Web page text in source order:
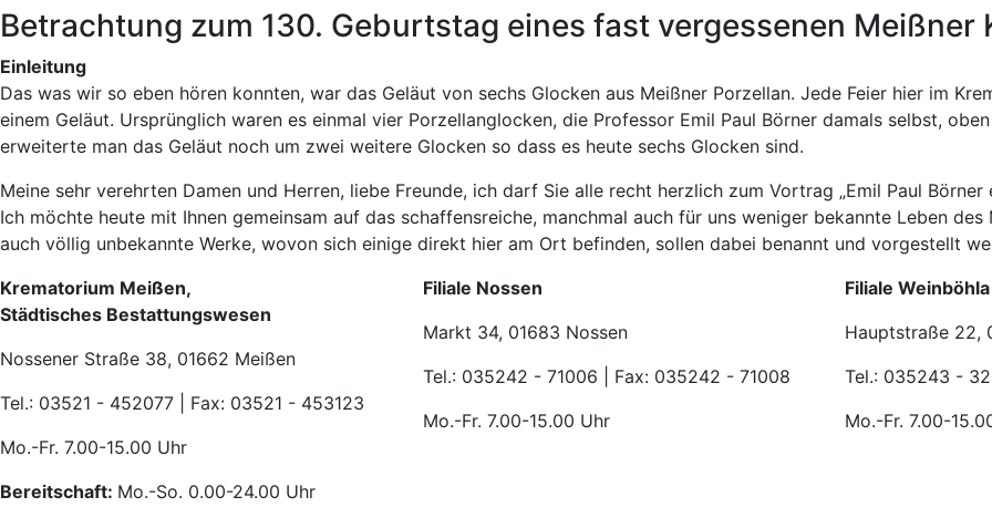
Betrachtung zum 130. Geburtstag eines fast vergessenen Meißner
Einleitung
Das was wir so eben hören konnten, war das Geläut von sechs Glocken aus Meißner Porzellan. Jede Feier hier im
einem Geläut. Ursprünglich waren es einmal vier Porzellanglocken, die Professor Emil Paul Börner damals selbst,
erweiterte man das Geläut noch um zwei weitere Glocken so dass es heute sechs Glocken sind.
Meine sehr verehrten Damen und Herren, liebe Freunde, ich darf Sie alle recht herzlich zum Vortrag „Emil Paul
Ich möchte heute mit Ihnen gemeinsam auf das schaffensreiche, manchmal auch für uns weniger bekannte Leben
auch völlig unbekannte Werke, wovon sich einige direkt hier am Ort befinden, sollen dabei benannt und vorgestellt
Krematorium Meißen,
Städtisches Bestattungswesen
Nossener Straße 38, 01662 Meißen
Tel.: 03521 - 452077 | Fax: 03521 - 453123
Mo.-Fr. 7.00-15.00 Uhr
Bereitschaft: Mo.-So. 0.00-24.00 Uhr
Filiale Nossen
Markt 34, 01683 Nossen
Tel.: 035242 - 71006 | Fax: 035242 - 71008
Mo.-Fr. 7.00-15.00 Uhr
Filiale Weinböhla
Hauptstraße 22,
Tel.: 035243 -
Mo.-Fr. 7.00-